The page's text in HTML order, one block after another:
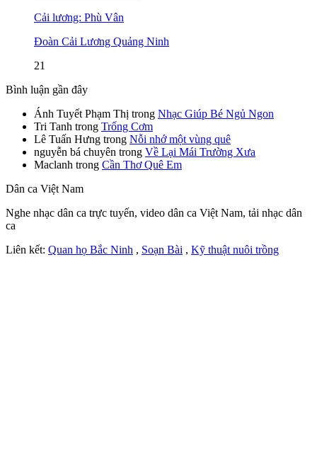
Cải lương: Phù Vân
Đoàn Cải Lương Quảng Ninh
21
Bình luận gần đây
Ánh Tuyết Phạm Thị trong Nhạc Giúp Bé Ngủ Ngon
Tri Tanh trong Trống Cơm
Lê Tuấn Hưng trong Nỗi nhớ một vùng quê
nguyễn bá chuyên trong Về Lại Mái Trường Xưa
Maclanh trong Cần Thơ Quê Em
Dân ca Việt Nam
Nghe nhạc dân ca trực tuyến, video dân ca Việt Nam, tải nhạc dân
ca
Liên kết: Quan họ Bắc Ninh , Soạn Bài , Kỹ thuật nuôi trồng